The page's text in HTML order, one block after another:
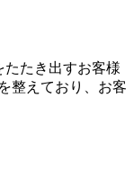
たたき出すお客様
整えており、お客